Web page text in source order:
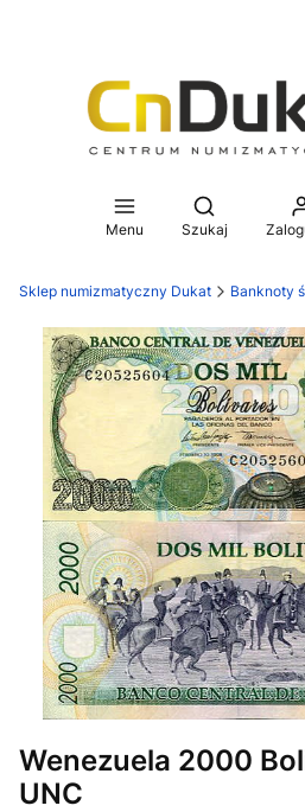
Menu
Otwórz
Szukaj
Sklep numizmatyczny Dukat Banknoty
Wenezuela 2000
UNC